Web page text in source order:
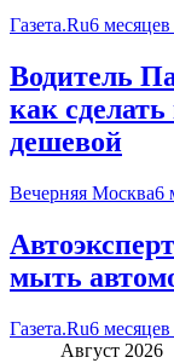
Газета.Ru6 месяцев
Водитель
как сделать
дешевой
Вечерняя Москва6
мыть
Газета.Ru6 месяцев
Август 2026